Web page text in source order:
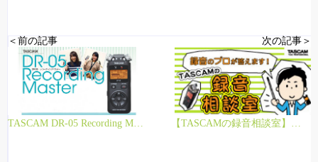
＜前の記事
TASCAM DR-05 Recording Master
次の記事＞
【TASCAMの録音相談室】綺麗に仕上げるコツ／今後の機種